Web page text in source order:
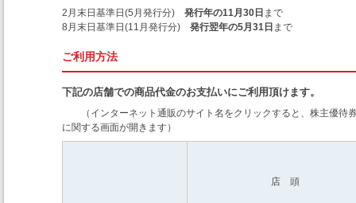
2月末日基準日(5月発行分) 発行年の11月30日 まで
8月末日基準日(11月発行分) 発行翌年の5月31日 まで
ご利用方法
下記の店舗での商品代金のお支払いにご利用頂けます。
（インターネット通販のサイト名をクリックすると、株主優待
に関する画面が開きます）
店 頭